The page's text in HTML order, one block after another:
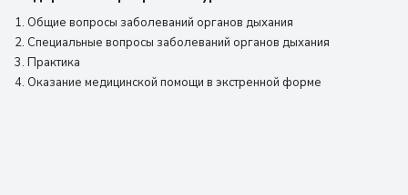
Общие вопросы заболеваний органов дыхания
Специальные вопросы заболеваний органов дыхания
Практика
Оказание медицинской помощи в экстренной форме